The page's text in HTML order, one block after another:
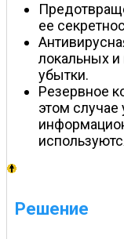
ее
локальных и
убытки.
Резервное
этом случае
Решение